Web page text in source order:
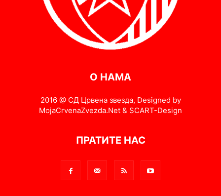
О НАМА
2016 @ СД Црвена звезда, Designed by
MojaCrvenaZvezda.Net & SCART-Design
ПРАТИТЕ НАС